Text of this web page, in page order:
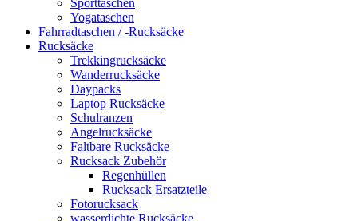
Sporttaschen
Yogataschen
Fahrradtaschen / -Rucksäcke
Rucksäcke
Trekkingrucksäcke
Wanderrucksäcke
Daypacks
Laptop Rucksäcke
Schulranzen
Angelrucksäcke
Faltbare Rucksäcke
Rucksack Zubehör
Regenhüllen
Rucksack Ersatzteile
Fotorucksack
wasserdichte Rucksäcke